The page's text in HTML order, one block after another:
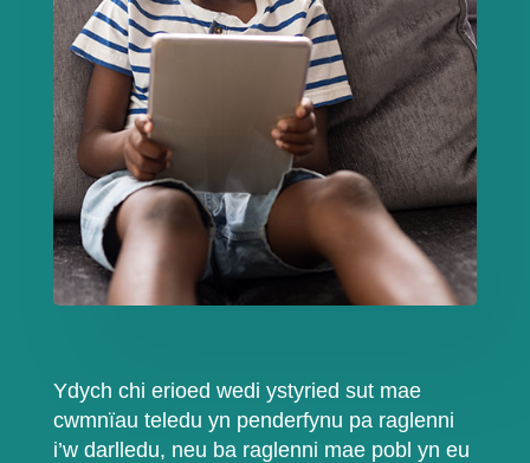
Ydych chi erioed wedi ystyried sut mae
cwmnïau teledu yn penderfynu pa raglenni
i’w darlledu, neu ba raglenni mae pobl yn eu